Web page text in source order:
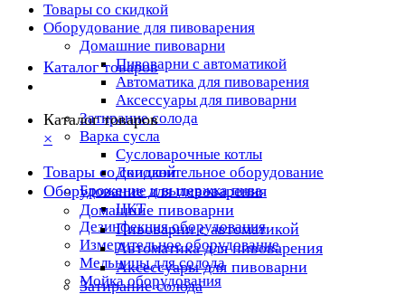
Товары со скидкой
Оборудование для пивоварения
Домашние пивоварни
Пивоварни с автоматикой
Автоматика для пивоварения
Аксессуары для пивоварни
Затирание солода
Варка сусла
Cусловарочные котлы
Дополнительное оборудование
Брожение и выдержка пива
ЦКТ
Дезинфекция оборудования
Измерительное оборудование
Мельницы для солода
Мойка оборудования
Каталог товаров
Каталог товаров
×
Товары со скидкой
Оборудование для пивоварения
Домашние пивоварни
Пивоварни с автоматикой
Автоматика для пивоварения
Аксессуары для пивоварни
Затирание солода